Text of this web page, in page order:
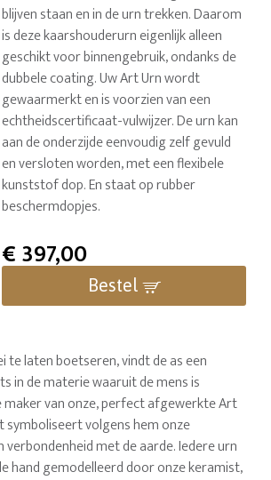
blijven staan en in de urn trekken. Daarom
is deze kaarshouderurn eigenlijk alleen
geschikt voor binnengebruik, ondanks de
dubbele coating. Uw Art Urn wordt
gewaarmerkt en is voorzien van een
echtheidscertificaat-vulwijzer. De urn kan
aan de onderzijde eenvoudig zelf gevuld
en versloten worden, met een flexibele
kunststof dop. En staat op rubber
beschermdopjes.
€397,00
Bestel
te laten boetseren, vindt de as een
in de materie waaruit de mens is
maker van onze, perfect afgewerkte Art
symboliseert volgens hem onze
verbondenheid met de aarde. Iedere urn
hand gemodelleerd door onze keramist,